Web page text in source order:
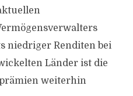
niedriger Renditen bei
Länder ist die
weiterhin